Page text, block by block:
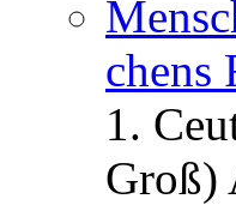
chens
1.
Groß)